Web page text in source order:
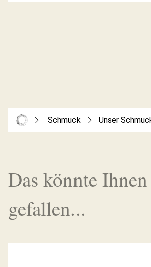
Schmuck Unser
Das könnte
gefallen...